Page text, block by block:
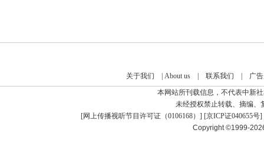
关于我们 About us| 联系我们
广
本网站所刊载信息，不代表中新
未经授权禁止转载、摘编、
[网上传播视听节目许可证（0106168） ] [京ICP证040655号]
Copyright ©1999-